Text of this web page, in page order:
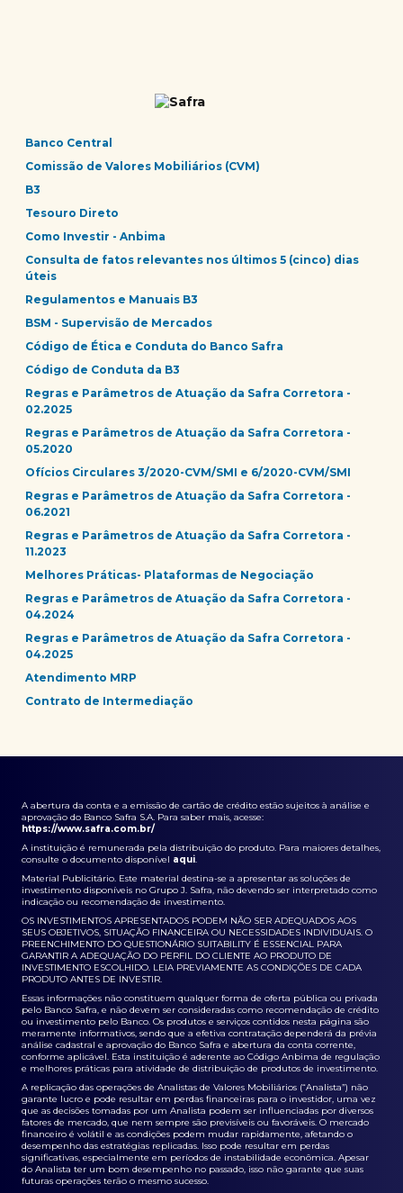
Banco Central
Comissão de Valores Mobiliários (CVM)
B3
Tesouro Direto
Como Investir - Anbima
Consulta de fatos relevantes nos últimos 5 (cinco) dias
úteis
Regulamentos e Manuais B3
BSM - Supervisão de Mercados
Código de Ética e Conduta do Banco Safra
Código de Conduta da B3
Regras e Parâmetros de Atuação da Safra Corretora -
02.2025
Regras e Parâmetros de Atuação da Safra Corretora -
05.2020
Ofícios Circulares 3/2020-CVM/SMI e 6/2020-CVM/SMI
Regras e Parâmetros de Atuação da Safra Corretora -
06.2021
Regras e Parâmetros de Atuação da Safra Corretora -
11.2023
Melhores Práticas- Plataformas de Negociação
Regras e Parâmetros de Atuação da Safra Corretora -
04.2024
Regras e Parâmetros de Atuação da Safra Corretora -
04.2025
Atendimento MRP
Contrato de Intermediação
A abertura da conta e a emissão de cartão de crédito estão sujeitos à análise e
aprovação do Banco Safra S.A. Para saber mais, acesse:
https://www.safra.com.br/
A instituição é remunerada pela distribuição do produto. Para maiores detalhes,
consulte o documento disponível aqui.
Material Publicitário. Este material destina-se a apresentar as soluções de
investimento disponíveis no Grupo J. Safra, não devendo ser interpretado como
indicação ou recomendação de investimento.
OS INVESTIMENTOS APRESENTADOS PODEM NÃO SER ADEQUADOS AOS
SEUS OBJETIVOS, SITUAÇÃO FINANCEIRA OU NECESSIDADES INDIVIDUAIS. O
PREENCHIMENTO DO QUESTIONÁRIO SUITABILITY É ESSENCIAL PARA
GARANTIR A ADEQUAÇÃO DO PERFIL DO CLIENTE AO PRODUTO DE
INVESTIMENTO ESCOLHIDO. LEIA PREVIAMENTE AS CONDIÇÕES DE CADA
PRODUTO ANTES DE INVESTIR.
Essas informações não constituem qualquer forma de oferta pública ou privada
pelo Banco Safra, e não devem ser consideradas como recomendação de crédito
ou investimento pelo Banco. Os produtos e serviços contidos nesta página são
meramente informativos, sendo que a efetiva contratação dependerá da prévia
análise cadastral e aprovação do Banco Safra e abertura da conta corrente,
conforme aplicável. Esta instituição é aderente ao Código Anbima de regulação
e melhores práticas para atividade de distribuição de produtos de investimento.
A replicação das operações de Analistas de Valores Mobiliários (“Analista”) não
garante lucro e pode resultar em perdas financeiras para o investidor, uma vez
que as decisões tomadas por um Analista podem ser influenciadas por diversos
fatores de mercado, que nem sempre são previsíveis ou favoráveis. O mercado
financeiro é volátil e as condições podem mudar rapidamente, afetando o
desempenho das estratégias replicadas. Isso pode resultar em perdas
significativas, especialmente em períodos de instabilidade econômica. Apesar
do Analista ter um bom desempenho no passado, isso não garante que suas
futuras operações terão o mesmo sucesso.